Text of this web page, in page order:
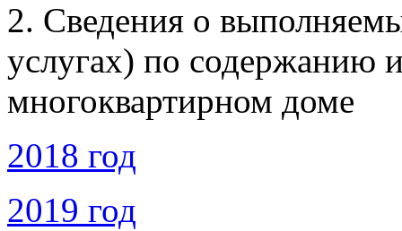
2. Сведения о
услугах) по содержанию
многоквартирном доме
2018 год
2019 год